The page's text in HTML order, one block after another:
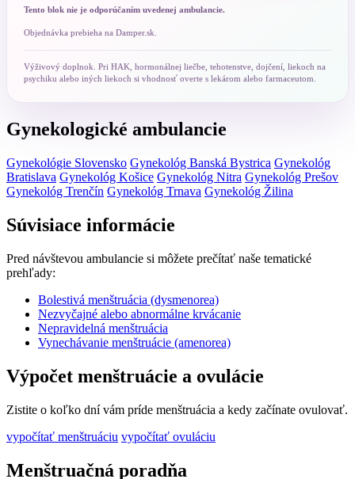
Tento blok nie je odporúčaním uvedenej ambulancie.
Objednávka prebieha na Damper.sk.
Výživový doplnok. Pri HAK, hormonálnej liečbe, tehotenstve, dojčení, liekoch na
psychiku alebo iných liekoch si vhodnosť overte s lekárom alebo farmaceutom.
Gynekologické ambulancie
Gynekológie Slovensko Gynekológ Banská Bystrica Gynekológ
Bratislava Gynekológ Košice Gynekológ Nitra Gynekológ Prešov
Gynekológ Trenčín Gynekológ Trnava Gynekológ Žilina
Súvisiace informácie
Pred návštevou ambulancie si môžete prečítať naše tematické
prehľady:
Bolestivá menštruácia (dysmenorea)
Nezvyčajné alebo abnormálne krvácanie
Nepravidelná menštruácia
Vynechávanie menštruácie (amenorea)
Výpočet menštruácie a ovulácie
Zistite o koľko dní vám príde menštruácia a kedy začínate ovulovať.
vypočítať menštruáciu vypočítať ovuláciu
Menštruačná poradňa